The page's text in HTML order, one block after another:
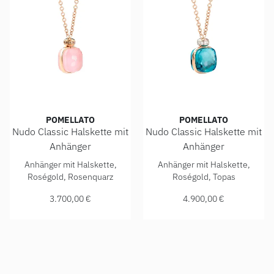
POMELLATO
Nudo Classic Halskette mit
Anhänger
Pomellato Nudo Classic Halskette mit Anhänger, Ref:
Anhänger mit Halskette,
Roségold, Rosenquarz
3.700,00 €
POMELLATO
Nudo Classic Halskette mit
Anhänger
Pomellato Nudo Classic
Anhänger mit Halskette,
Roségold, Topas
4.900,00 €